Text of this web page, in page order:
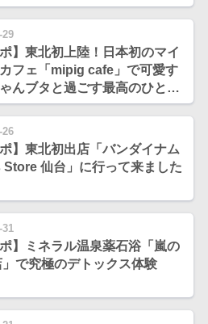
29
ポ】東北初上陸！日本初のマイ
フェ「mipig cafe」で可愛す
んブタと過ごす最高のひとと
26
ポ】東北初出店「バンダイナム
Store 仙台」に行って来ました
ポ】ミネラル温泉薬石浴「嵐の
で究極のデトックス体験